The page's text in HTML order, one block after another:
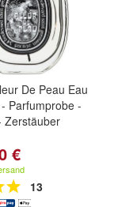
De Peau Eau
Parfumprobe -
Zerstäuber
€
13